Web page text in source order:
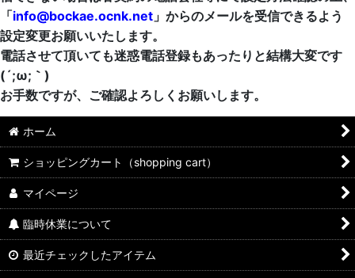
「info@bockae.ocnk.net 」からのメールを受信できるよう
設定変更お願いいたします。
電話させて頂いても迷惑電話登録もあったりと結構大変です
(´;ω;｀)
お手数ですが、ご確認よろしくお願いします。
ホーム
ショッピングカート（shopping cart）
マイページ
臨時休業について
最近チェックしたアイテム